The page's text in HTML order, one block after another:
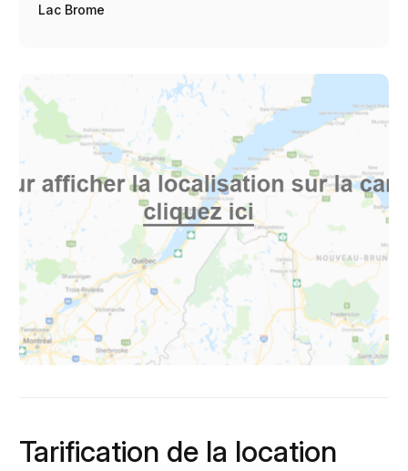
Lac Brome
Tarification de la location